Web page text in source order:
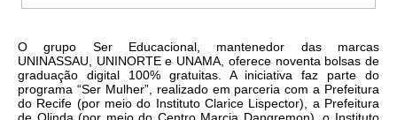
O grupo Ser Educacional, mantenedor das marcas
UNINASSAU, UNINORTE e UNAMA, oferece noventa bolsas de
graduação digital 100% gratuitas. A iniciativa faz parte do
programa “Ser Mulher”, realizado em parceria com a Prefeitura
do Recife (por meio do Instituto Clarice Lispector), a Prefeitura